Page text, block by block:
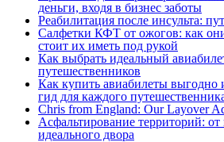
деньги, входя в бизнес заботы
Реабилитация после инсульта:
Салфетки КФТ от ожогов: как
стоит их иметь под рукой
Как выбрать идеальный
путешественников
Как купить авиабилеты выгодно
гид для каждого
Chris from England: Our Layover
Асфальтирование территорий:
идеального двора